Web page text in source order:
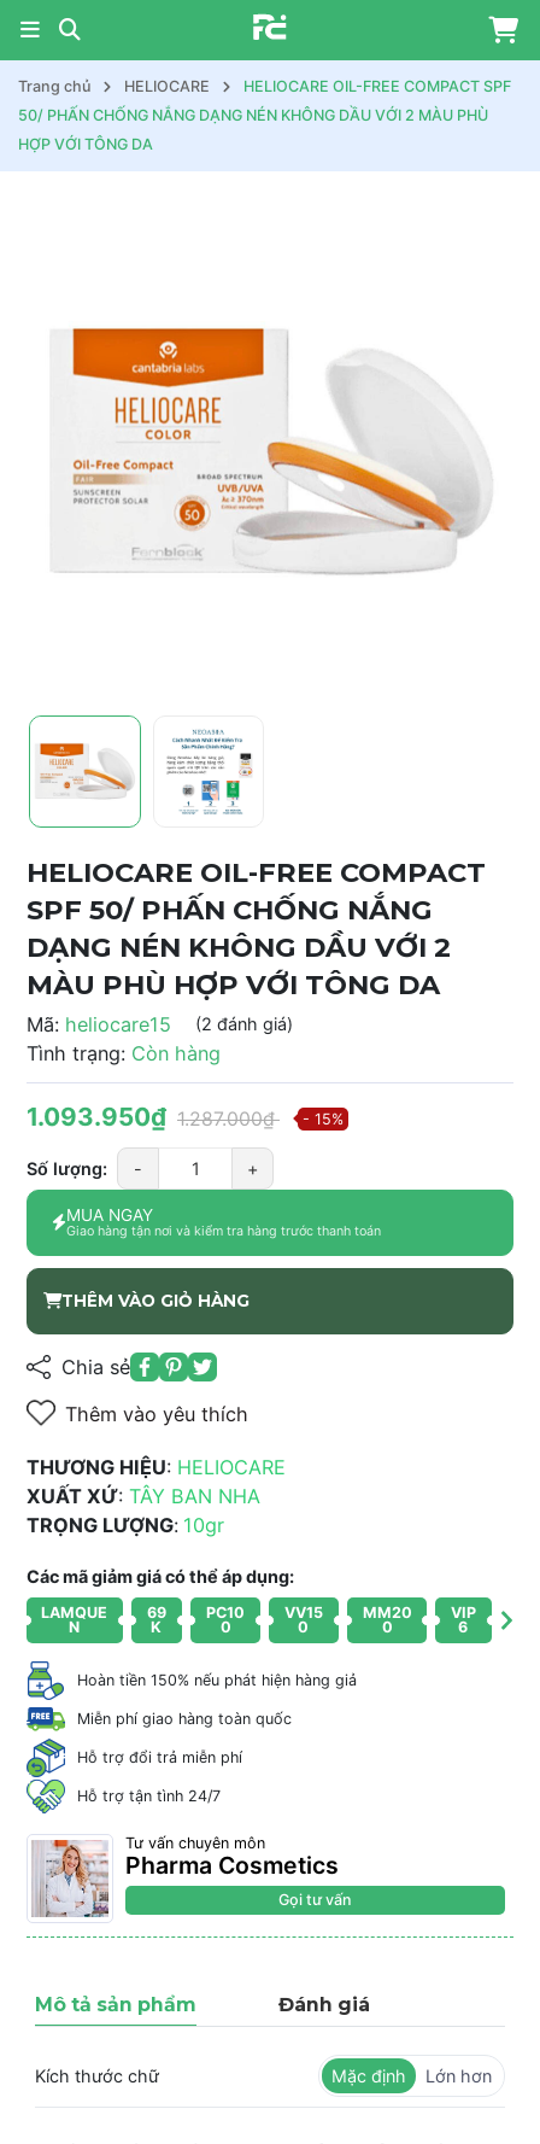
Trang chủ HELIOCARE
HELIOCARE OIL-FREE COMPACT SPF
50/ PHẤN CHỐNG NẮNG DẠNG NÉN KHÔNG DẦU VỚI 2 MÀU PHÙ
HỢP VỚI TÔNG DA
HELIOCARE OIL-FREE COMPACT
SPF 50/ PHẤN CHỐNG NẮNG
DẠNG NÉN KHÔNG DẦU VỚI 2
MÀU PHÙ HỢP VỚI TÔNG DA
Mã: heliocare15 (2 đánh giá)
Tình trạng: Còn hàng
1.093.950₫ 1.287.000₫ - 15%
Số lượng: - +
MUA NGAY
Giao hàng tận nơi và kiểm tra hàng trước thanh toán
THÊM VÀO GIỎ HÀNG
Chia sẻ
Thêm vào yêu thích
THƯƠNG HIỆU: HELIOCARE
XUẤT XỨ: TÂY BAN NHA
TRỌNG LƯỢNG: 10gr
Các mã giảm giá có thể áp dụng:
LAMQUE
N
69
K
PC10
0
VV15
0
MM20
0
VIP
6
Hoàn tiền 150% nếu phát hiện hàng giả
Miễn phí giao hàng toàn quốc
Hỗ trợ đổi trả miễn phí
Hỗ trợ tận tình 24/7
Tư vấn chuyên môn
Pharma Cosmetics
Gọi tư vấn
Mô tả sản phẩm Đánh giá
Kích thước chữ Mặc định Lớn hơn